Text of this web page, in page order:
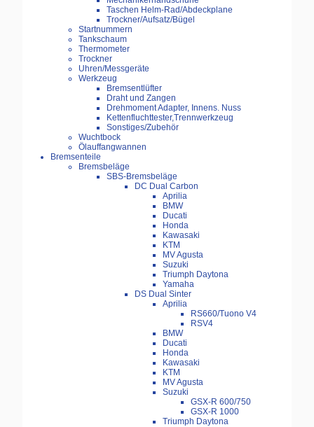
Taschen Helm-Rad/Abdeckplane
Trockner/Aufsatz/Bügel
Startnummern
Tankschaum
Thermometer
Trockner
Uhren/Messgeräte
Werkzeug
Bremsentlüfter
Draht und Zangen
Drehmoment Adapter, Innens. Nuss
Kettenfluchttester,Trennwerkzeug
Sonstiges/Zubehör
Wuchtbock
Ölauffangwannen
Bremsenteile
Bremsbeläge
SBS-Bremsbeläge
DC Dual Carbon
Aprilia
BMW
Ducati
Honda
Kawasaki
KTM
MV Agusta
Suzuki
Triumph Daytona
Yamaha
DS Dual Sinter
Aprilia
RS660/Tuono V4
RSV4
BMW
Ducati
Honda
Kawasaki
KTM
MV Agusta
Suzuki
GSX-R 600/750
GSX-R 1000
Triumph Daytona